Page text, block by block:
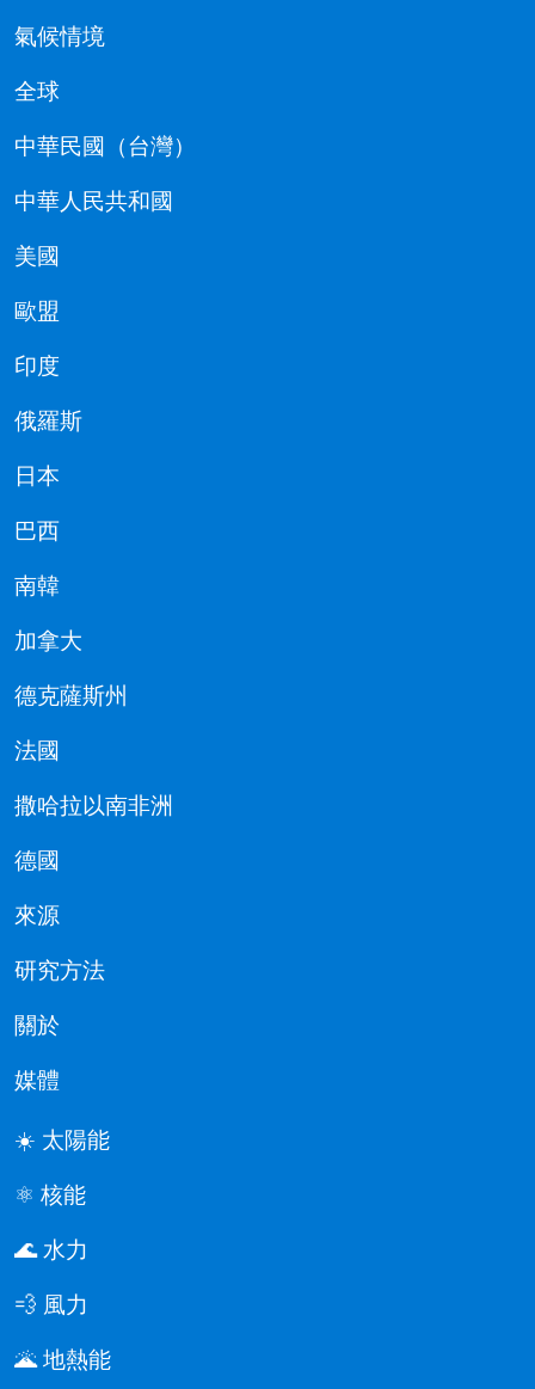
氣候情境
全球
中華民國（台灣）
中華人民共和國
美國
歐盟
印度
俄羅斯
日本
巴西
南韓
加拿大
德克薩斯州
法國
撒哈拉以南非洲
德國
來源
研究方法
關於
媒體
☀️ 太陽能
⚛️ 核能
🌊 水力
💨 風力
🌋 地熱能